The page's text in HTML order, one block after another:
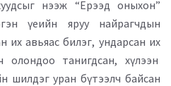
нээж “Ерээд оныхон”
үеийн яруу найрагчдын
их авьяас билэг, ундарсан их
олондоо танигдсан, хүлээн
шилдэг уран бүтээлч байсан